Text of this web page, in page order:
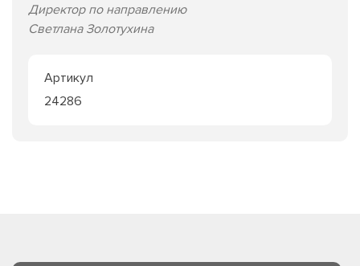
Директор по направлению
Светлана Золотухина
Артикул
24286